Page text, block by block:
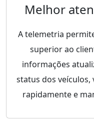
Melhor
A telemetria
superior ao
informações
status dos
rapidamente e